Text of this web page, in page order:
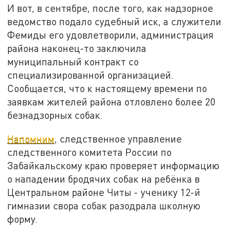
И вот, в сентябре, после того, как надзорное
ведомство подало судебный иск, а служители
Фемиды его удовлетворили, администрация
района наконец-то заключила
муниципальный контракт со
специализированной организацией.
Сообщается, что к настоящему времени по
заявкам жителей района отловлено более 20
безнадзорных собак.
Напомним, следственное управление
следственного комитета России по
Забайкальскому краю проверяет информацию
о нападении бродячих собак на ребёнка в
Центральном районе Читы - ученику 12-й
гимназии свора собак разодрала школную
форму.